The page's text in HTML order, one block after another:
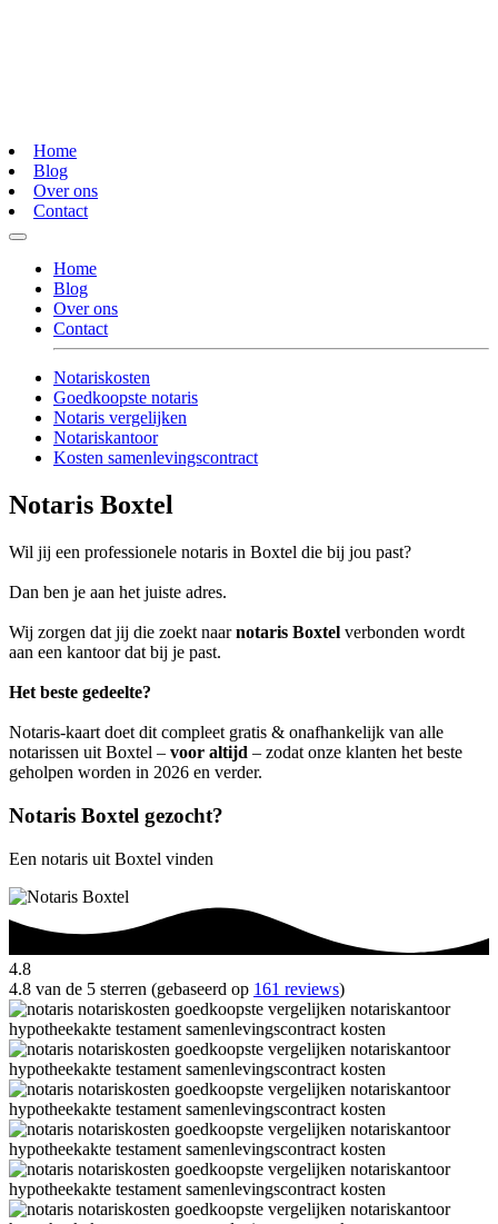
Home
Blog
Over ons
Contact
Home
Blog
Over ons
Contact
Notariskosten
Goedkoopste notaris
Notaris vergelijken
Notariskantoor
Kosten samenlevingscontract
Notaris Boxtel
Wil jij een professionele notaris in Boxtel die bij jou past?
Dan ben je aan het juiste adres.
Wij zorgen dat jij die zoekt naarnotaris Boxtel verbonden wordt
aan een kantoor dat bij je past.
Het beste gedeelte?
Notaris-kaart doet dit compleet gratis & onafhankelijk van alle
notarissen uit Boxtel – voor altijd – zodat onze klanten het beste
geholpen worden in 2026 en verder.
Notaris Boxtel gezocht?
Een notaris uit Boxtel vinden
4.8
4.8 van de 5 sterren (gebaseerd op 161 reviews)